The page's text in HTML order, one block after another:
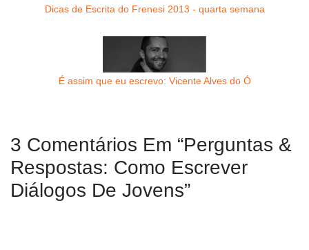
Dicas de Escrita do Frenesi 2013 - quarta semana
É assim que eu escrevo: Vicente Alves do Ó
3 Comentários Em “Perguntas &
Respostas: Como Escrever
Diálogos De Jovens”